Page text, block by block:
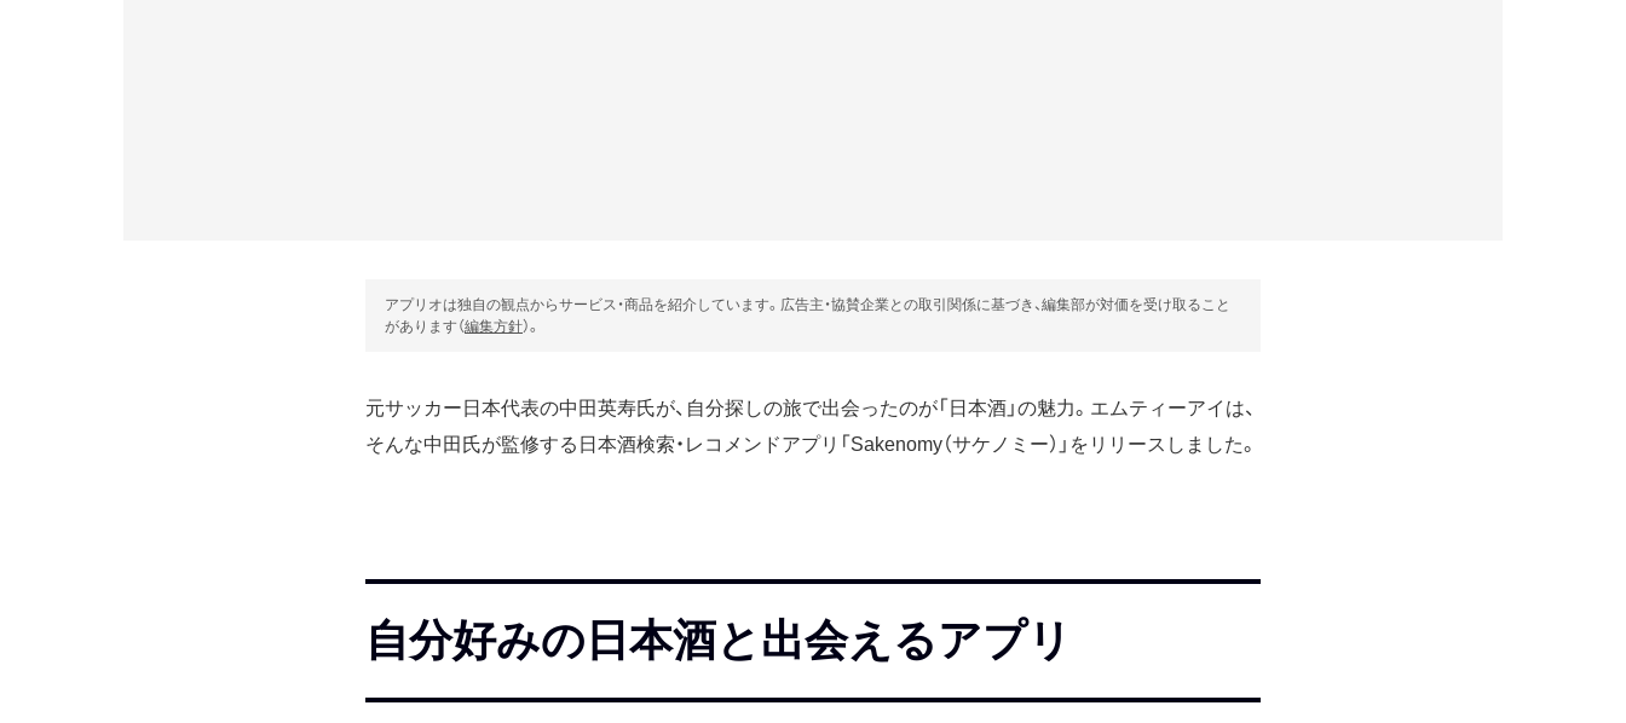
アプリオは独自の観点からサービス・商品を紹介しています。広告主・協賛企業との取引関係に基づき、編集部が対価を受け取ること
があります（編集方針）。
元サッカー日本代表の中田英寿氏が、自分探しの旅で出会ったのが「日本酒」の魅力。エムティーアイは、
そんな中田氏が監修する日本酒検索・レコメンドアプリ「Sakenomy（サケノミー）」をリリースしました。
自分好みの日本酒と出会えるアプリ